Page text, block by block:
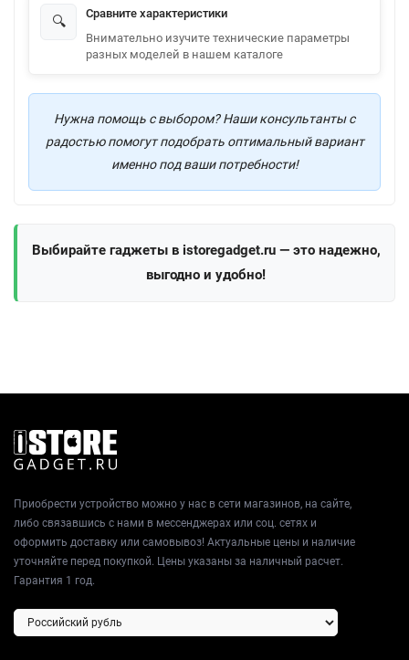
🔍
Сравните характеристики
Внимательно изучите технические параметры
разных моделей в нашем каталоге
Нужна помощь с выбором? Наши консультанты с
радостью помогут подобрать оптимальный вариант
именно под ваши потребности!
Выбирайте гаджеты в istoregadget.ru — это надежно,
выгодно и удобно!
Приобрести устройство можно у нас в сети магазинов, на сайте,
либо связавшись с нами в мессенджерах или соц. сетях и
оформить доставку или самовывоз! Актуальные цены и наличие
уточняйте перед покупкой. Цены указаны за наличный расчет.
Гарантия 1 год.